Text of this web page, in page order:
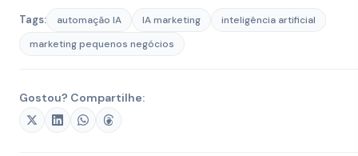
Tags: automação IA IA marketing
inteligência artificial
marketing pequenos negócios
Gostou? Compartilhe: